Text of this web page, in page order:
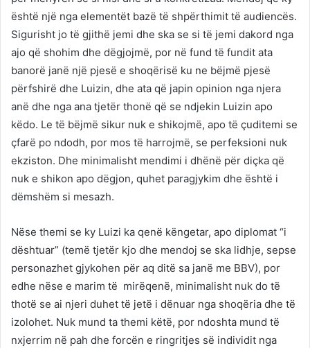
është një nga elementët bazë të shpërthimit të audiencës.
Sigurisht jo të gjithë jemi dhe ska se si të jemi dakord nga
ajo që shohim dhe dëgjojmë, por në fund të fundit ata
banorë janë një pjesë e shoqërisë ku ne bëjmë pjesë
përfshirë dhe Luizin, dhe ata që japin opinion nga njera
anë dhe nga ana tjetër thonë që se ndjekin Luizin apo
këdo. Le të bëjmë sikur nuk e shikojmë, apo të çuditemi se
çfarë po ndodh, por mos të harrojmë, se perfeksioni nuk
ekziston. Dhe minimalisht mendimi i dhënë për diçka që
nuk e shikon apo dëgjon, quhet paragjykim dhe është i
dëmshëm si mesazh.
Nëse themi se ky Luizi ka qenë këngetar, apo diplomat “i
dështuar” (temë tjetër kjo dhe mendoj se ska lidhje, sepse
personazhet gjykohen për aq ditë sa janë me BBV), por
edhe nëse e marim të mirëqenë, minimalisht nuk do të
thotë se ai njeri duhet të jetë i dënuar nga shoqëria dhe të
izolohet. Nuk mund ta themi këtë, por ndoshta mund të
nxjerrim në pah dhe forcën e ringritjes së individit nga